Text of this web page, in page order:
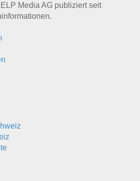
Media AG publiziert seit